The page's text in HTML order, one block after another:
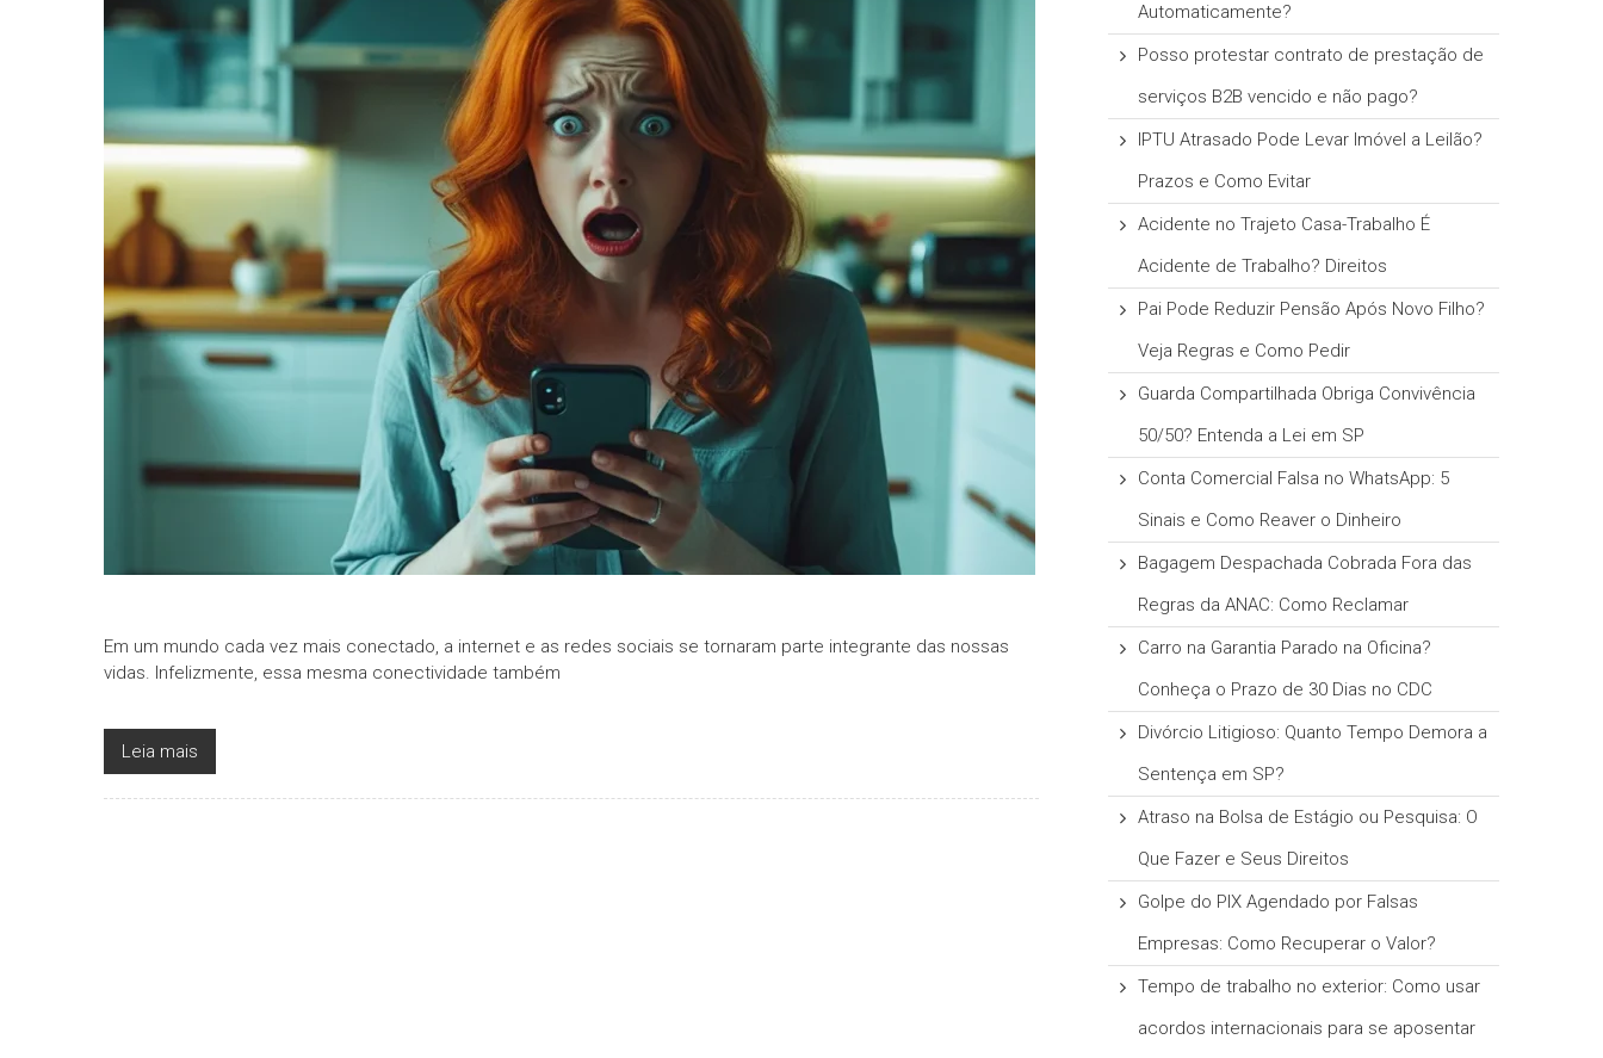
informe-nos
a sua
necessidade.
Em um mundo cada vez mais conectado, a internet e as redes sociais se tornaram parte integrante das nossas
vidas. Infelizmente, essa mesma conectividade também
Leia mais
Automaticamente?
Posso protestar contrato de prestação de
serviços B2B vencido e não pago?
IPTU Atrasado Pode Levar Imóvel a Leilão?
Prazos e Como Evitar
Acidente no Trajeto Casa-Trabalho É
Acidente de Trabalho? Direitos
Pai Pode Reduzir Pensão Após Novo Filho?
Veja Regras e Como Pedir
Guarda Compartilhada Obriga Convivência
50/50? Entenda a Lei em SP
Conta Comercial Falsa no WhatsApp: 5
Sinais e Como Reaver o Dinheiro
Bagagem Despachada Cobrada Fora das
Regras da ANAC: Como Reclamar
Carro na Garantia Parado na Oficina?
Conheça o Prazo de 30 Dias no CDC
Divórcio Litigioso: Quanto Tempo Demora a
Sentença em SP?
Atraso na Bolsa de Estágio ou Pesquisa: O
Que Fazer e Seus Direitos
Golpe do PIX Agendado por Falsas
Empresas: Como Recuperar o Valor?
Tempo de trabalho no exterior: Como usar
acordos internacionais para se aposentar